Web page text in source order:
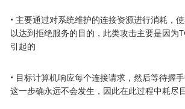
• 主要通过对系统维护的连接资源进行消耗，
以达到拒绝服务的目的，此类攻击主要是因为
引起的
• 目标计算机响应每个连接请求，然后等待握
这一步确永远不会发生，因此在此过程中耗尽